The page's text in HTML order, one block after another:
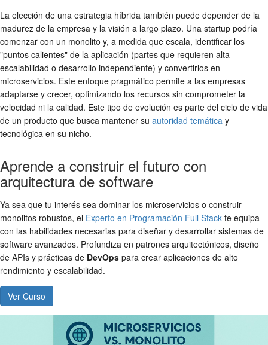
La elección de una estrategia híbrida también puede depender de la
madurez de la empresa y la visión a largo plazo. Una startup podría
comenzar con un monolito y, a medida que escala, identificar los
"puntos calientes" de la aplicación (partes que requieren alta
escalabilidad o desarrollo independiente) y convertirlos en
microservicios. Este enfoque pragmático permite a las empresas
adaptarse y crecer, optimizando los recursos sin comprometer la
velocidad ni la calidad. Este tipo de evolución es parte del ciclo de vida
de un producto que busca mantener su autoridad temática y
tecnológica en su nicho.
Aprende a construir el futuro con
arquitectura de software
Ya sea que tu interés sea dominar los microservicios o construir
monolitos robustos, el Experto en Programación Full Stack te equipa
con las habilidades necesarias para diseñar y desarrollar sistemas de
software avanzados. Profundiza en patrones arquitectónicos, diseño
de APIs y prácticas de DevOps para crear aplicaciones de alto
rendimiento y escalabilidad.
Ver Curso